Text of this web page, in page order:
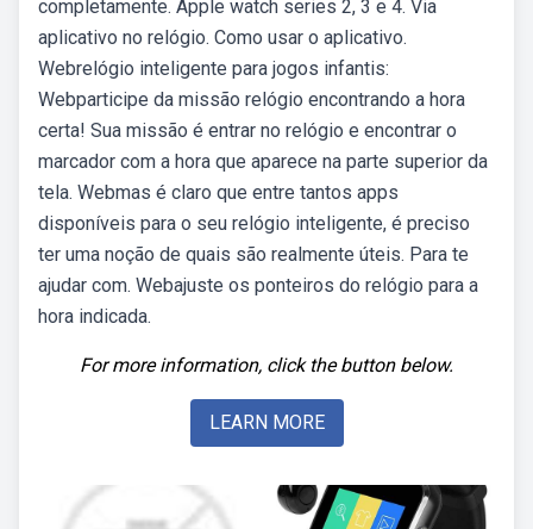
completamente. Apple watch series 2, 3 e 4. Via
aplicativo no relógio. Como usar o aplicativo.
Webrelógio inteligente para jogos infantis:
Webparticipe da missão relógio encontrando a hora
certa! Sua missão é entrar no relógio e encontrar o
marcador com a hora que aparece na parte superior da
tela. Webmas é claro que entre tantos apps
disponíveis para o seu relógio inteligente, é preciso
ter uma noção de quais são realmente úteis. Para te
ajudar com. Webajuste os ponteiros do relógio para a
hora indicada.
For more information, click the button below.
LEARN MORE